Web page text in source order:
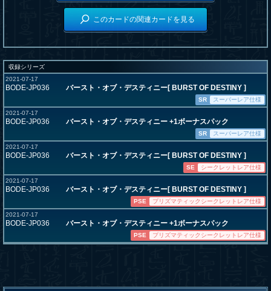
このカードの関連カードを見る
収録シリーズ
2021-07-17
BODE-JP036 バースト・オブ・デスティニー[ BURST OF DESTINY ]
SR
スーパーレア仕様
2021-07-17
BODE-JP036 バースト・オブ・デスティニー +1ボーナスパック
SR
スーパーレア仕様
2021-07-17
BODE-JP036 バースト・オブ・デスティニー[ BURST OF DESTINY ]
SE
シークレットレア仕様
2021-07-17
BODE-JP036 バースト・オブ・デスティニー[ BURST OF DESTINY ]
PSE
プリズマティックシークレットレア仕様
2021-07-17
BODE-JP036 バースト・オブ・デスティニー +1ボーナスパック
PSE プリズマティックシークレットレア仕様